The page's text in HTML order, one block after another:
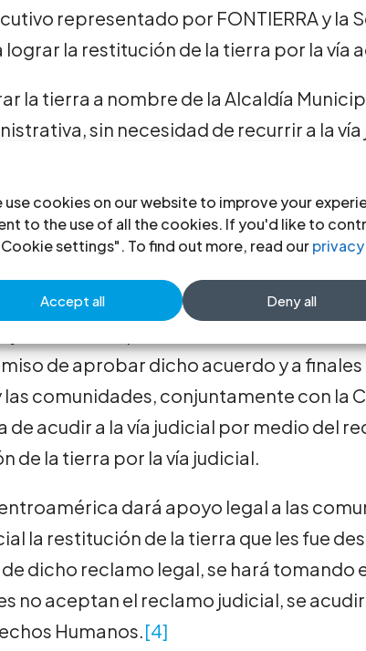
use cookies on our website to improve your
to the use of all the cookies. If you'd like to
settings". To find out more, read our
Accept all Deny all
representado por FONTIERRA y la
lograr la restitución de la tierra por la vía
la tierra a nombre de la Alcaldía
sin necesidad de recurrir a la
implicaría más tiempo. Se conforma
estatales, las comunidades y
de Nebaj.
de Guatemala, por medio de las dos
se compromete a aprobar un Acuerdo
texto fue aprobado en la mesa de
de aprobar dicho acuerdo y a finales
comunidades, conjuntamente con la
de acudir a la vía judicial por medio del
de la tierra por la vía judicial.
dará apoyo legal a las
la restitución de la tierra que les fue
dicho reclamo legal, se hará tomando
no aceptan el reclamo judicial, se
Humanos.[4]